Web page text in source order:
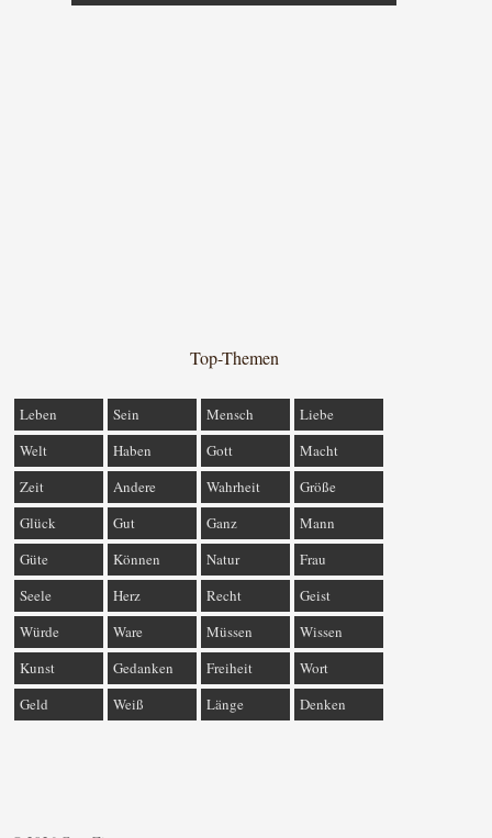
Top-Themen
Leben Sein Mensch
Liebe
Welt
Haben Gott
Macht
Zeit
Andere Wahrheit
Größe
Glück
Gut Ganz
Mann
Güte
Können Natur
Frau
Seele
Herz Recht
Geist
Würde
Ware Müssen
Wissen
Kunst
Gedanken Freiheit
Wort
Geld
Weiß Länge Denken